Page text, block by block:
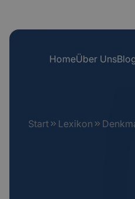
HomeÜber Uns
Start Lexikon